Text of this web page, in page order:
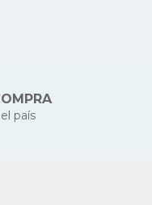
país